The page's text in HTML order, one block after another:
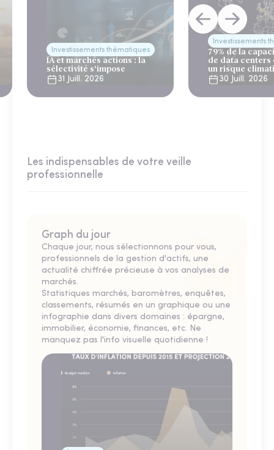
Investissements thématiques
IA et marchés actions : la
sélectivité s’impose
31 Juill. 2026
Investissements
79% de la
de data centers
un risque
30 Juill. 2026
Les indispensables de votre veille
professionnelle
Graph du jour
Chaque jour, nous sélectionnons pour vous,
professionnels de la gestion d'actifs, une
actualité chiffrée précieuse à vos analyses de
marchés.
Statistiques marchés, baromètres, enquêtes,
classements, résumés en un graphique ou une
infographie dans divers domaines : épargne,
immobilier, économie, finances, etc. Ne
manquez pas l'info visuelle quotidienne !